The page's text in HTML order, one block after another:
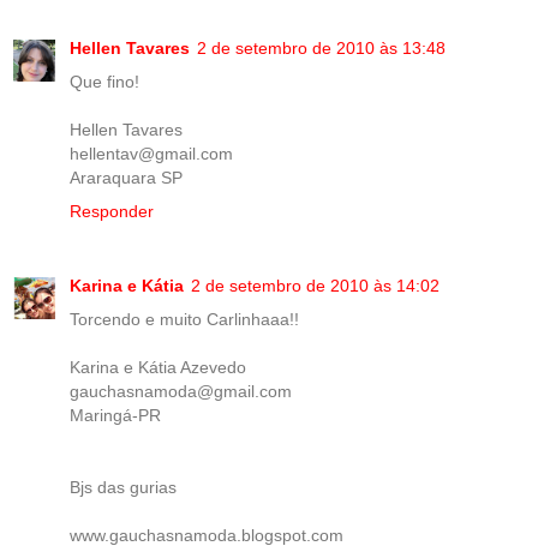
Hellen Tavares 2 de setembro de 2010 às 13:48
Que fino!
Hellen Tavares
hellentav@gmail.com
Araraquara SP
Responder
Karina e Kátia 2 de setembro de 2010 às 14:02
Torcendo e muito Carlinhaaa!!
Karina e Kátia Azevedo
gauchasnamoda@gmail.com
Maringá-PR
Bjs das gurias
www.gauchasnamoda.blogspot.com